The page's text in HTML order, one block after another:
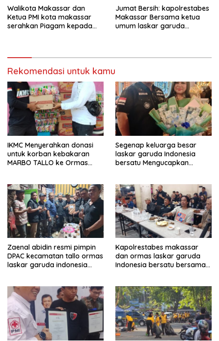
Walikota Makassar dan
Ketua PMI kota makassar
serahkan Piagam kepada
Jumat Bersih: kapolrestabes
Makassar Bersama ketua
umum laskar garuda
Rekomendasi untuk kamu
IKMC Menyerahkan donasi
untuk korban kebakaran
MARBO TALLO ke Ormas
Segenap keluarga besar
laskar garuda Indonesia
bersatu Mengucapkan
(Andi Sumarni).
Zaenal abidin resmi pimpin
DPAC kecamatan tallo ormas
laskar garuda indonesia
Kapolrestabes makassar
dan ormas laskar garuda
Indonesia bersatu bersama
warkop zam-zam Jl ujung
kota makassar.